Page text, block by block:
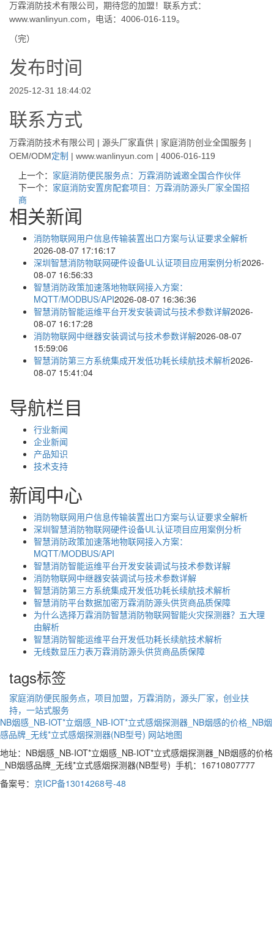
万霖消防技术有限公司，期待您的加盟！联系方式：
www.wanlinyun.com，电话：4006-016-119。
（完）
发布时间
2025-12-31 18:44:02
联系方式
万霖消防技术有限公司 | 源头厂家直供 | 家庭消防创业全国服务 |
OEM/ODM定制 | www.wanlinyun.com | 4006-016-119
上一个： 家庭消防便民服务点：万霖消防诚邀全国合作伙伴
下一个： 家庭消防安置房配套项目：万霖消防源头厂家全国招
商
相关新闻
消防物联网用户信息传输装置出口方案与认证要求全解析
2026-08-07 17:16:17
深圳智慧消防物联网硬件设备UL认证项目应用案例分析2026-
08-07 16:56:33
智慧消防政策加速落地物联网接入方案：
MQTT/MODBUS/API2026-08-07 16:36:36
智慧消防智能运维平台开发安装调试与技术参数详解2026-
08-07 16:17:28
消防物联网中继器安装调试与技术参数详解2026-08-07
15:59:06
智慧消防第三方系统集成开发低功耗长续航技术解析2026-
08-07 15:41:04
导航栏目
行业新闻
企业新闻
产品知识
技术支持
新闻中心
消防物联网用户信息传输装置出口方案与认证要求全解析
深圳智慧消防物联网硬件设备UL认证项目应用案例分析
智慧消防政策加速落地物联网接入方案：
MQTT/MODBUS/API
智慧消防智能运维平台开发安装调试与技术参数详解
消防物联网中继器安装调试与技术参数详解
智慧消防第三方系统集成开发低功耗长续航技术解析
智慧消防平台数据加密万霖消防源头供货商品质保障
为什么选择万霖消防智慧消防物联网智能火灾探测器？五大理
由解析
智慧消防智能运维平台开发低功耗长续航技术解析
无线数显压力表万霖消防源头供货商品质保障
tags标签
家庭消防便民服务点，项目加盟，万霖消防，源头厂家，创业扶
持，一站式服务
NB烟感_NB-IOT*立烟感_NB-IOT*立式感烟探测器_NB烟感的价格_NB烟
感品牌_无线*立式感烟探测器(NB型号) 网站地图
地址：NB烟感_NB-IOT*立烟感_NB-IOT*立式感烟探测器_NB烟感的价格
_NB烟感品牌_无线*立式感烟探测器(NB型号) 手机：16710807777
备案号： 京ICP备13014268号-48